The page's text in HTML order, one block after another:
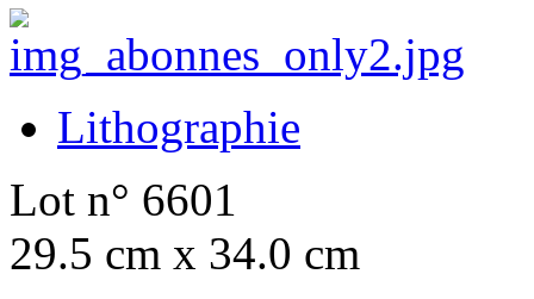
Lithographie
Lot n° 6601
29.5 cm x 34.0 cm